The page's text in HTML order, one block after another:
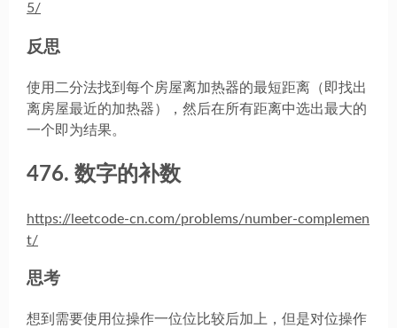
5/
反思
使用二分法找到每个房屋离加热器的最短距离（即找出
离房屋最近的加热器），然后在所有距离中选出最大的
一个即为结果。
476. 数字的补数
https://leetcode-cn.com/problems/number-complemen
t/
思考
想到需要使用位操作一位位比较后加上，但是对位操作